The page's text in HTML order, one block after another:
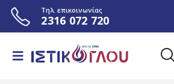
Τηλ. επικοινωνίας
2316 072 720